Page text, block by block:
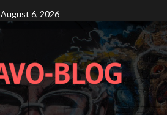
August 6, 2026